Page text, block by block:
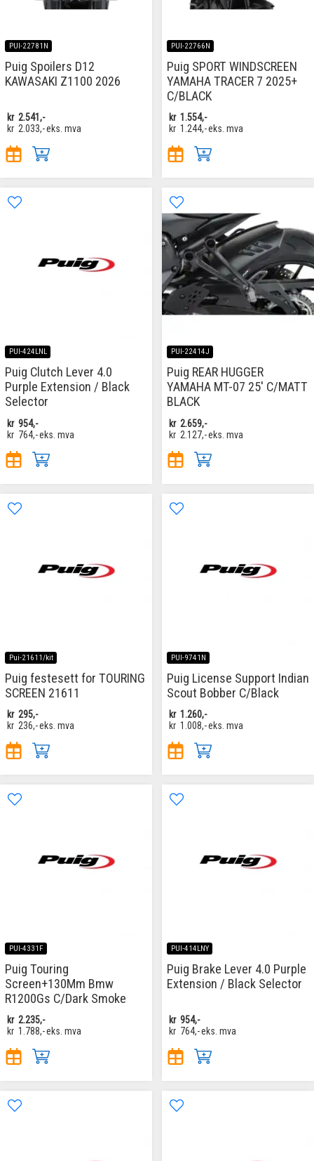
PUI-22781N
Puig Spoilers D12
KAWASAKI Z1100 2026
kr 2.541,-
kr 2.033,-eks. mva
PUI-22766N
Puig SPORT WINDSCREEN
YAMAHA TRACER 7 2025+
C/BLACK
kr 1.554,-
kr 1.244,-eks. mva
PUI-424LNL
Puig Clutch Lever 4.0
Purple Extension / Black
Selector
kr 954,-
kr 764,-eks. mva
PUI-22414J
Puig REAR HUGGER
YAMAHA MT-07 25' C/MATT
BLACK
kr 2.659,-
kr 2.127,-eks. mva
Pui-21611/kit
Puig festesett for TOURING
SCREEN 21611
kr 295,-
kr 236,-eks. mva
PUI-9741N
Puig License Support Indian
Scout Bobber C/Black
kr 1.260,-
kr 1.008,-eks. mva
PUI-4331F
Puig Touring
Screen+130Mm Bmw
R1200Gs C/Dark Smoke
kr 2.235,-
kr 1.788,-eks. mva
PUI-414LNY
Puig Brake Lever 4.0 Purple
Extension / Black Selector
kr 954,-
kr 764,-eks. mva